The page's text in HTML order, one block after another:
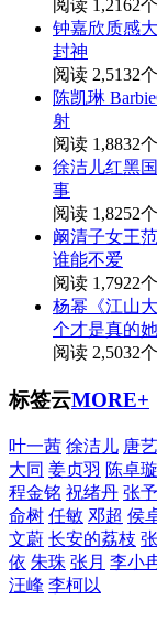
阅读 1,2162
钟嘉欣质感
封神
阅读 2,5132
陈凯琳
射
阅读 1,8832
徐洁儿红黑
事
阅读 1,8252
阚清子女王
谁能不爱
阅读 1,7922
杨幂《江山
个才是真的
阅读 2,5032
标签云MORE+
叶一茜 徐洁儿 唐
大同 姜贞羽 陈卓璇
程金铭 祝绪丹 张
命树 任敏 邓超 侯
文蔚 长安的荔枝
依 朱珠 张月 李小
汪峰 李柯以